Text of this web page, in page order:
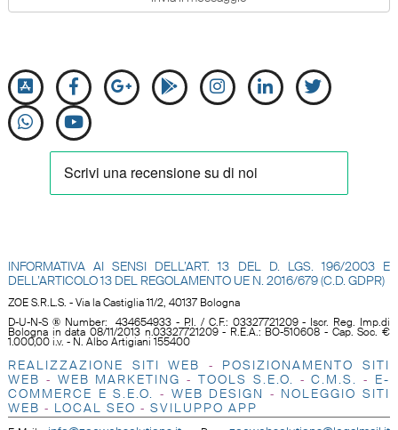
INFORMATIVA AI SENSI DELL’ART. 13 DEL D. LGS. 196/2003 E
DELL’ARTICOLO 13 DEL REGOLAMENTO UE N.2016/679 (C.D. GDPR)
ZOE S.R.L.S. - Via la Castiglia 11/2, 40137 Bologna
D-U-N-S ® Number: 434654933 - P.I. / C.F.: 03327721209 - Iscr. Reg. Imp.di
Bologna in data 08/11/2013 n.03327721209 - R.E.A.: BO-510608 - Cap. Soc. €
1.000,00 i.v. - N. Albo Artigiani 155400
REALIZZAZIONE SITI WEB - POSIZIONAMENTO SITI
WEB - WEB MARKETING -TOOLS S.E.O -C.M.S. - E-
COMMERCE E S.E.O.
- WEB DESIGN - NOLEGGIO SITI
WEB - LOCAL SEO - SVILUPPO APP